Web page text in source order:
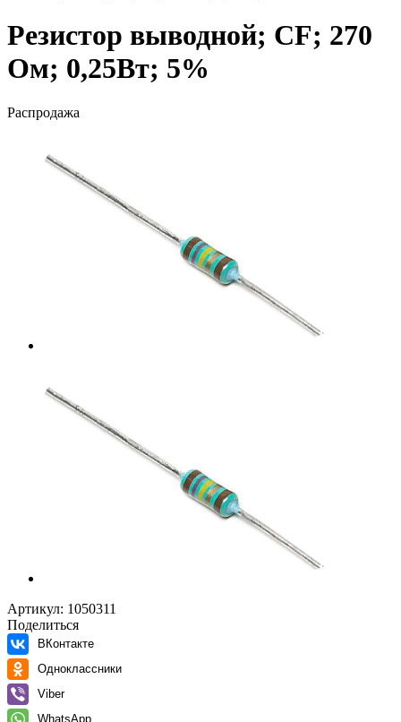
Резистор выводной; CF; 270
Ом; 0,25Вт; 5%
Распродажа
Артикул: 1050311
Поделиться
ВКонтакте
Одноклассники
Viber
WhatsApp